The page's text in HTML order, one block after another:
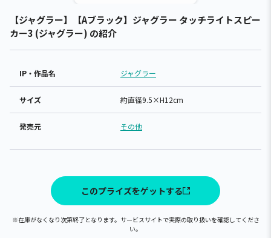
【ジャグラー】【Aブラック】ジャグラー タッチライトスピー
カー3 (ジャグラー) の紹介
IP・作品名 ジャグラー
サイズ 約直径9.5×H12cm
発売元 その他
このプライズをゲットする
※在庫がなくなり次第終了となります。サービスサイトで実際の取り扱いを確認してくださ
い。